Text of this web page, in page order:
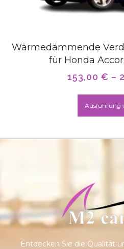
Wärmedämmende
für Honda
153,00 € –
Ausführung
Entdecken Sie die Qualität